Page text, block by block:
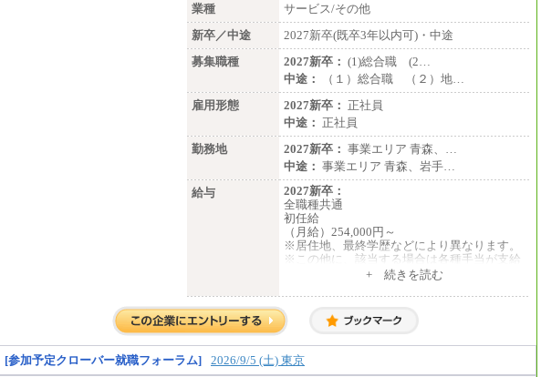
業種
サービス/その他
新卒／中途
2027新卒(既卒3年以内可)・中途
募集職種
2027新卒： (1)総合職 (2…
中途：
（１）総合職 （２）地…
雇用形態
2027新卒： 正社員
中途： 正社員
勤務地
2027新卒： 事業エリア 青森、…
中途： 事業エリア 青森、岩手…
給与
2027新卒：
全職種共通
初任給
（月給）254,000円～
※居住地、最終学歴などにより異なります。
※この他に、該当する場合は各種手当が支給
※試用期間中も給与に変更はございません。
中途：
全職種共通
※居住地、年齢により異なります。
※この他に、該当する場合は各種手当が支給
+ 続きを読む
[参加予定クローバー就職フォーラム] 2026/9/5 (土) 東京